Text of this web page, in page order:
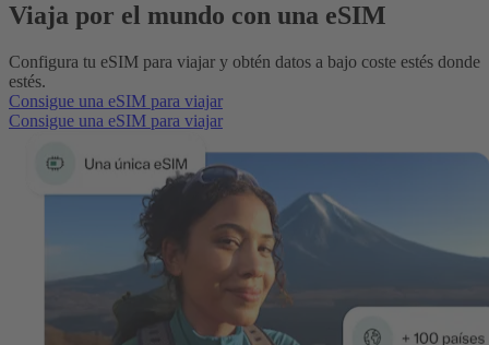
Viaja por el mundo con una eSIM
Configura tu eSIM para viajar y obtén datos a bajo coste estés donde
estés.
Consigue una eSIM para viajar
Consigue una eSIM para viajar